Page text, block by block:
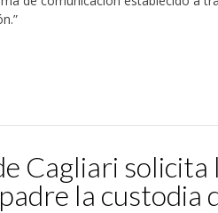
Cagliari
la custodia